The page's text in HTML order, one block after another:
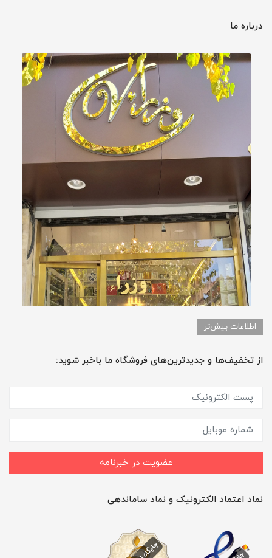
درباره ما
اطلاعات بیش‌تر
از تخفیف‌ها و جدیدترین‌های فروشگاه ما باخبر شوید:
عضویت در خبرنامه
نماد اعتماد الکترونیک و نماد ساماندهی